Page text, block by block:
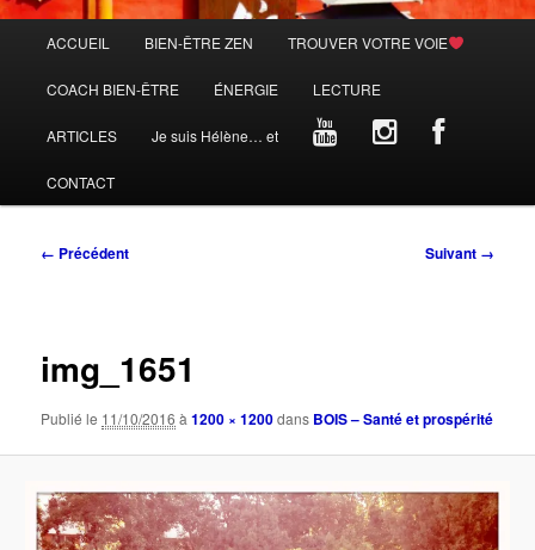
principal
ACCUEIL BIEN-ÊTRE ZEN TROUVER VOTRE VOIE
COACH BIEN-ÊTRE ÉNERGIE LECTURE
ARTICLES Je suis Hélène… et
CONTACT
Navigation
← Précédent Suivant →
img_1651
Publié le 11/10/2016 à1200 × 1200dans BOIS – Santé et prospérité